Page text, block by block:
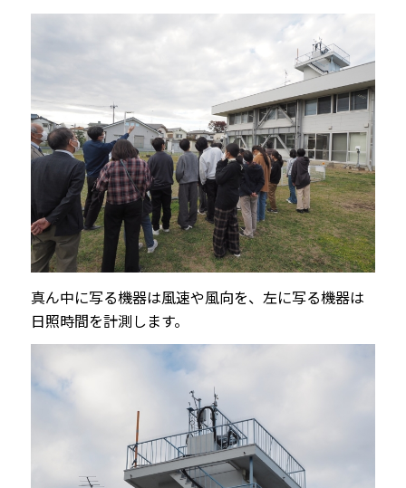
真ん中に写る機器は風速や風向を、左に写る機器は
日照時間を計測します。